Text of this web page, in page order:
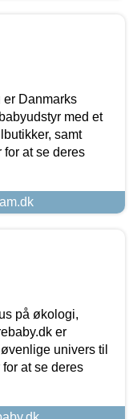
er Danmarks
med et
samt
at se deres
på økologi,
er
univers til
at se deres